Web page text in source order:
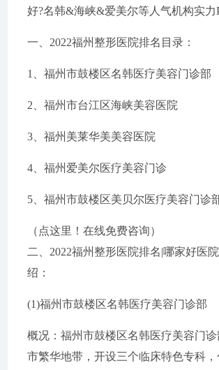
好?名韩&海峡&爱美尔等人气机构实力
一、2022福州整形医院排名目录：
1、福州市鼓楼区名韩医疗美容门诊部
2、福州市台江区海峡美容医院
3、福州美莱华美美容医院
4、福州爱美尔医疗美容门诊
5、福州市鼓楼区美贝尔医疗美容门诊
（点这里！在线免费咨询）
二、2022福州整形医院排名|哪家好医
绍：
(1)福州市鼓楼区名韩医疗美容门诊部
概况：福州市鼓楼区名韩医疗美容门诊
市繁华地带，开设三个临床特色专科